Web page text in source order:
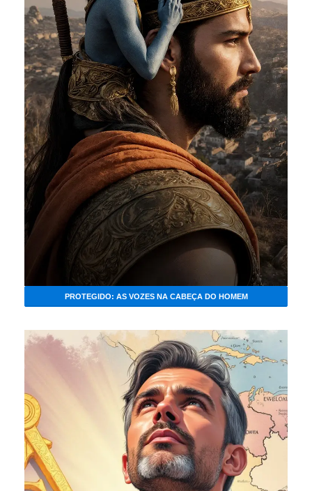
PROTEGIDO: AS VOZES NA CABEÇA DO HOMEM